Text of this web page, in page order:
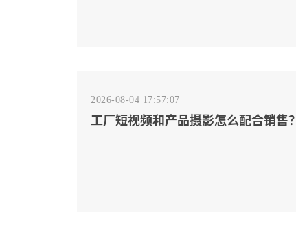
2026-08-04 17:57:07
工厂短视频和产品摄影怎么配合销售？